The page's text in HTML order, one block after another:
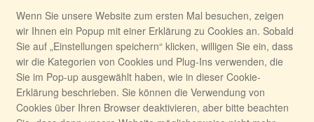
Wenn Sie unsere Website zum ersten Mal besuchen, zeigen
wir Ihnen ein Popup mit einer Erklärung zu Cookies an. Sobald
Sie auf „Einstellungen speichern“ klicken, willigen Sie ein, dass
wir die Kategorien von Cookies und Plug-Ins verwenden, die
Sie im Pop-up ausgewählt haben, wie in dieser Cookie-
Erklärung beschrieben. Sie können die Verwendung von
Cookies über Ihren Browser deaktivieren, aber bitte beachten